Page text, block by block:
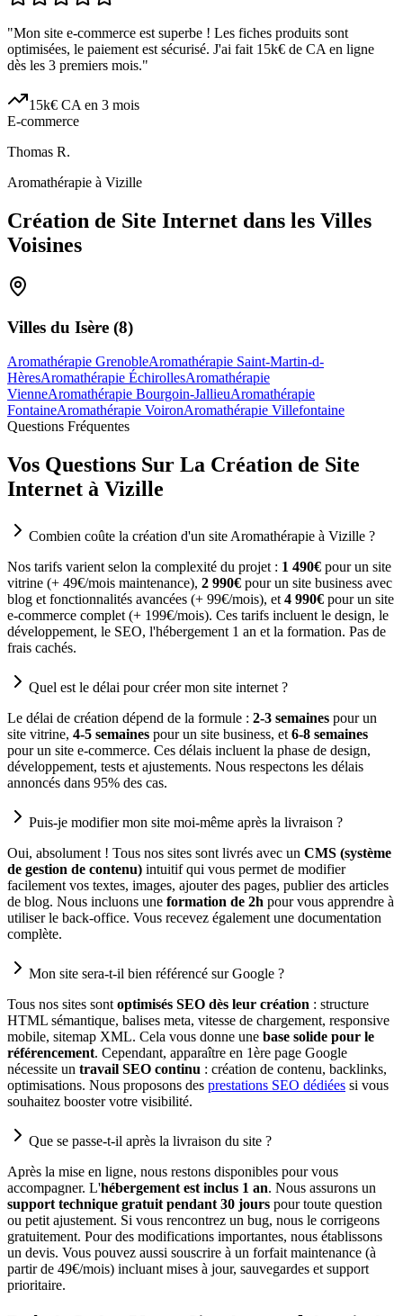
"Mon site e-commerce est superbe ! Les fiches produits sont
optimisées, le paiement est sécurisé. J'ai fait 15k€ de CA en ligne
dès les 3 premiers mois."
15k€ CA en 3 mois
E-commerce
Thomas R.
Aromathérapie à Vizille
Création de Site Internet dans les Villes
Voisines
Villes du Isère (8)
Aromathérapie GrenobleAromathérapie Saint-Martin-d-
HèresAromathérapie ÉchirollesAromathérapie
VienneAromathérapie Bourgoin-JallieuAromathérapie
FontaineAromathérapie VoironAromathérapie Villefontaine
Questions Fréquentes
Vos Questions Sur La Création de Site
Internet à Vizille
Combien coûte la création d'un site Aromathérapie à Vizille ?
Nos tarifs varient selon la complexité du projet : 1 490€ pour un site
vitrine (+ 49€/mois maintenance), 2 990€ pour un site business avec
blog et fonctionnalités avancées (+ 99€/mois), et 4 990€ pour un site
e-commerce complet (+ 199€/mois). Ces tarifs incluent le design, le
développement, le SEO, l'hébergement 1 an et la formation. Pas de
frais cachés.
Quel est le délai pour créer mon site internet ?
Le délai de création dépend de la formule : 2-3 semaines pour un
site vitrine, 4-5 semaines pour un site business, et 6-8 semaines
pour un site e-commerce. Ces délais incluent la phase de design,
développement, tests et ajustements. Nous respectons les délais
annoncés dans 95% des cas.
Puis-je modifier mon site moi-même après la livraison ?
Oui, absolument ! Tous nos sites sont livrés avec un CMS (système
de gestion de contenu) intuitif qui vous permet de modifier
facilement vos textes, images, ajouter des pages, publier des articles
de blog. Nous incluons une formation de 2h pour vous apprendre à
utiliser le back-office. Vous recevez également une documentation
complète.
Mon site sera-t-il bien référencé sur Google ?
Tous nos sites sont optimisés SEO dès leur création : structure
HTML sémantique, balises meta, vitesse de chargement, responsive
mobile, sitemap XML. Cela vous donne une base solide pour le
référencement. Cependant, apparaître en 1ère page Google
nécessite un travail SEO continu : création de contenu, backlinks,
optimisations. Nous proposons des prestations SEO dédiées si vous
souhaitez booster votre visibilité.
Que se passe-t-il après la livraison du site ?
Après la mise en ligne, nous restons disponibles pour vous
accompagner. L'hébergement est inclus 1 an. Nous assurons un
support technique gratuit pendant 30 jours pour toute question
ou petit ajustement. Si vous rencontrez un bug, nous le corrigeons
gratuitement. Pour des modifications importantes, nous établissons
un devis. Vous pouvez aussi souscrire à un forfait maintenance (à
partir de 49€/mois) incluant mises à jour, sauvegardes et support
prioritaire.